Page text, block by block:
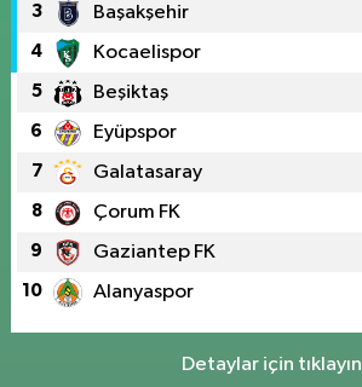
3 Başakşehir
4 Kocaelispor
5 Beşiktaş
6 Eyüpspor
7 Galatasaray
8 Çorum FK
9 Gaziantep FK
10 Alanyaspor
Detaylar için tıklayın